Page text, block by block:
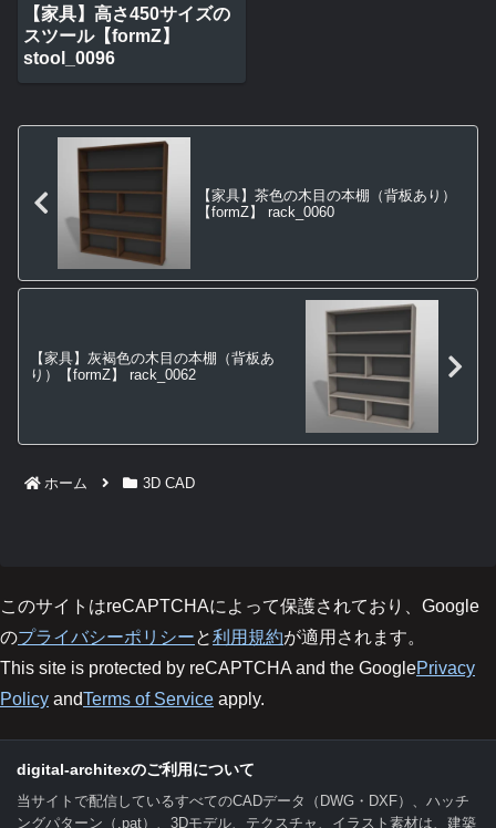
【家具】高さ450サイズの
スツール【formZ】
stool_0096
【家具】茶色の木目の本棚（背板あり）
【formZ】 rack_0060
【家具】灰褐色の木目の本棚（背板あ
り）【formZ】 rack_0062
ホーム 3D CAD
このサイトはreCAPTCHAによって保護されており、Google
のプライバシーポリシーと利用規約が適用されます。
This site is protected by reCAPTCHA and the GooglePrivacy
Policy andTerms of Service apply.
digital-architexのご利用について
当サイトで配信しているすべてのCADデータ（DWG・DXF）、ハッチ
ングパターン（.pat）、3Dモデル、テクスチャ、イラスト素材は、建築